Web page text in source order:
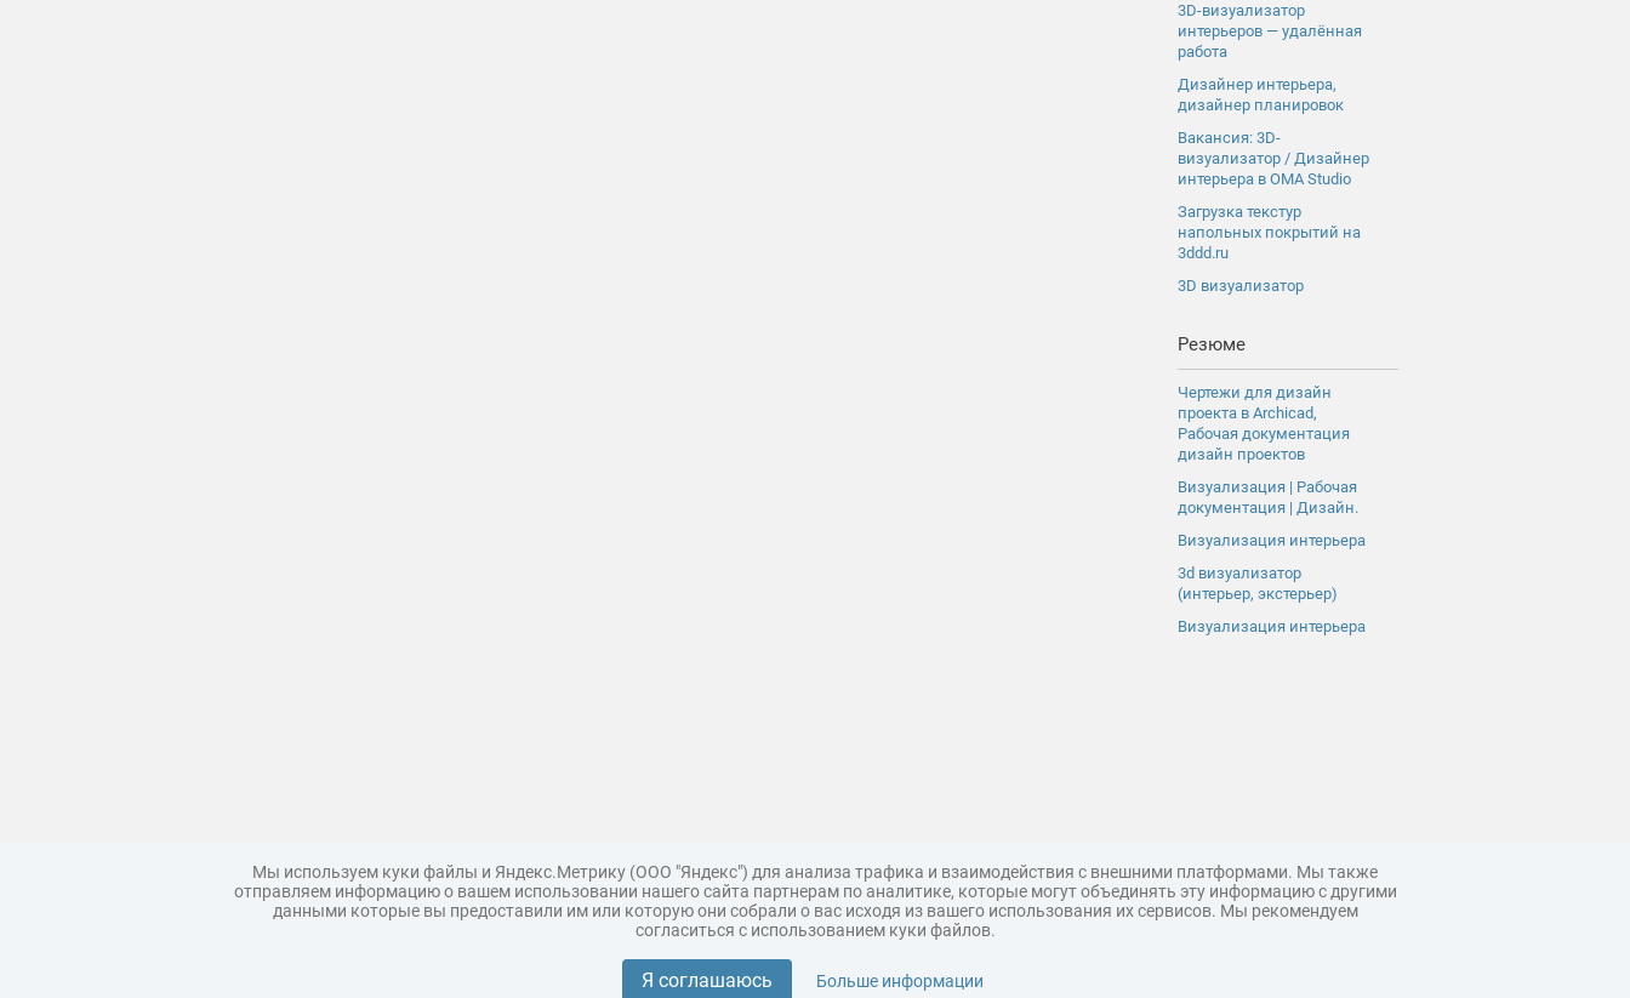
3D-визуализатор
интерьеров — удалённая
работа
Дизайнер интерьера,
дизайнер планировок
Вакансия: 3D-
визуализатор / Дизайнер
интерьера в OMA Studio
Загрузка текстур
напольных покрытий на
3ddd.ru
3D визуализатор
Резюме
Чертежи для дизайн
проекта в Archicad,
Рабочая документация
дизайн проектов
Визуализация | Рабочая
документация | Дизайн.
Визуализация интерьера
3d визуализатор
(интерьер, экстерьер)
Визуализация интерьера
Поддержка Царь 3D горы Мастер полигона
Топ модель
Мы используем куки файлы и Яндекс.Метрику (ООО "Яндекс") для анализа трафика и взаимодействия с внешними платформами. Мы также
отправляем информацию о вашем использовании нашего сайта партнерам по аналитике, которые могут объединять эту информацию с другими
данными которые вы предоставили им или которую они собрали о вас исходя из вашего использования их сервисов. Мы рекомендуем
согласиться с использованием куки файлов.
Я соглашаюсь Больше информации